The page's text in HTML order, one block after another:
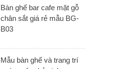
Bàn ghế bar cafe mặt gỗ
chân sắt giá rẻ mẫu BG-
B03
Mẫu bàn ghế và trang trí